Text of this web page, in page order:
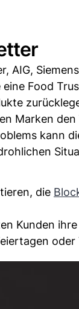
AIG,
Food
Marken
kann
die
Kunden
oder